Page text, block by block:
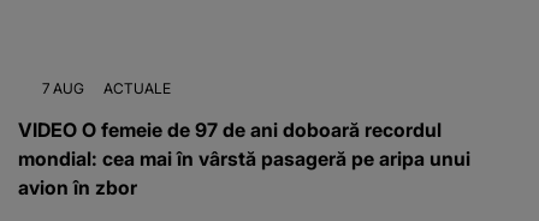
7 AUG ACTUALE
VIDEO O femeie de 97 de ani doboară recordul
mondial: cea mai în vârstă pasageră pe aripa unui
avion în zbor